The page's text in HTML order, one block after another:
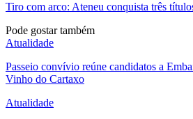
Tiro com arco: Ateneu conquista três
Pode gostar também
Atualidade
Passeio convívio reúne candidatos a
Vinho do Cartaxo
Atualidade